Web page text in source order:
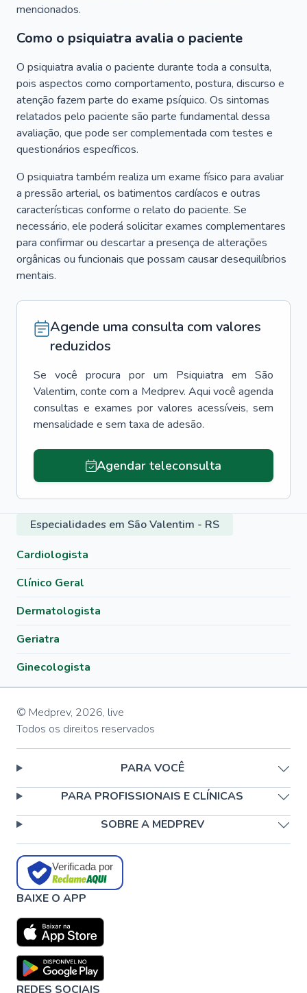
mencionados.
Como o psiquiatra avalia o paciente
O psiquiatra avalia o paciente durante toda a consulta,
pois aspectos como comportamento, postura, discurso e
atenção fazem parte do exame psíquico. Os sintomas
relatados pelo paciente são parte fundamental dessa
avaliação, que pode ser complementada com testes e
questionários específicos.
O psiquiatra também realiza um exame físico para avaliar
a pressão arterial, os batimentos cardíacos e outras
características conforme o relato do paciente. Se
necessário, ele poderá solicitar exames complementares
para confirmar ou descartar a presença de alterações
orgânicas ou funcionais que possam causar desequilíbrios
mentais.
Agende uma consulta com valores
reduzidos
Se você procura por um Psiquiatra em São
Valentim, conte com a Medprev. Aqui você agenda
consultas e exames por valores acessíveis, sem
mensalidade e sem taxa de adesão.
Agendar teleconsulta
Especialidades em São Valentim - RS
Cardiologista
Clínico Geral
Dermatologista
Geriatra
Ginecologista
© Medprev, 2026, live
Todos os direitos reservados
PARA VOCÊ
PARA PROFISSIONAIS E CLÍNICAS
SOBRE A MEDPREV
Verificada por
BAIXE O APP
REDES SOCIAIS